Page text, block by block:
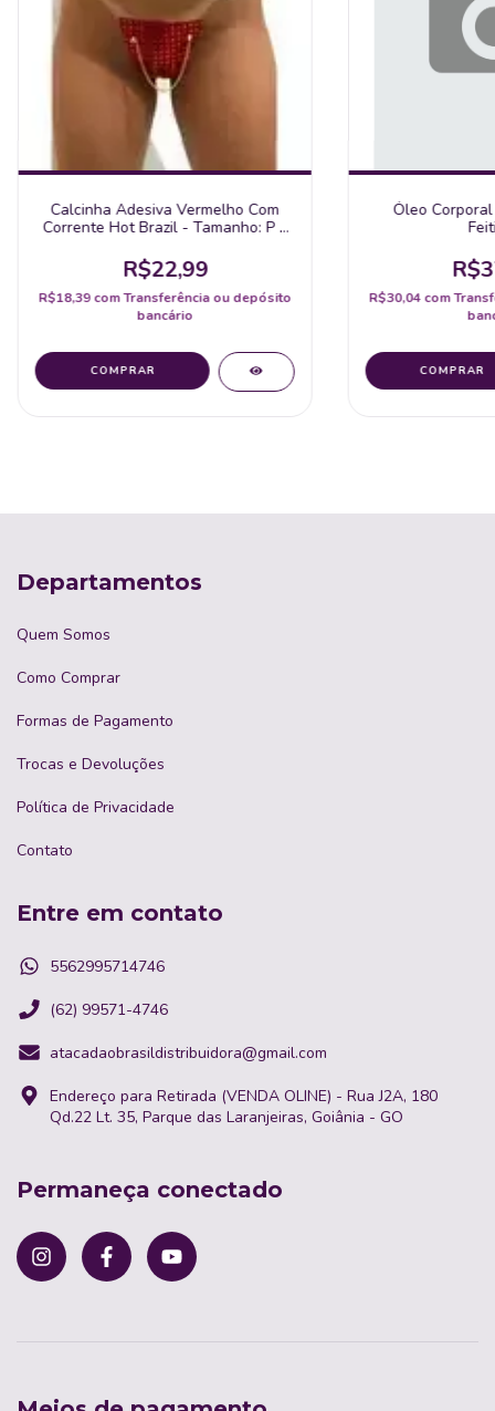
Calcinha Adesiva Vermelho Com
Corrente Hot Brazil - Tamanho: P E
R$22,99
R$18,39comTransferência ou depósito
bancário
Óleo
R$30,04com
Departamentos
Quem Somos
Como Comprar
Formas de Pagamento
Trocas e Devoluções
Política de Privacidade
Contato
Entre em contato
5562995714746
(62) 99571-4746
atacadaobrasildistribuidora@gmail.com
Endereço para Retirada (VENDA OLINE) - Rua J2A, 180
Qd.22 Lt. 35, Parque das Laranjeiras, Goiânia - GO
Permaneça conectado